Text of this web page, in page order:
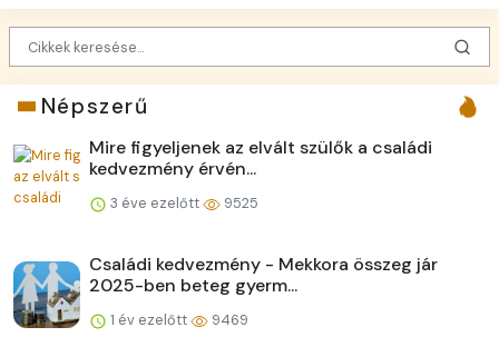
Népszerű
Mire figyeljenek az elvált szülők a családi
kedvezmény érvén...
3 éve ezelőtt 9525
Családi kedvezmény - Mekkora összeg jár
2025-ben beteg gyerm...
1 év ezelőtt 9469